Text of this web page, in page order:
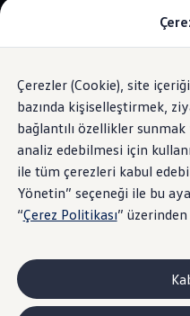
Çerezler (Cookie), site
bazında kişiselleştirmek,
bağlantılı özellikler
analiz edebilmesi için
ile tüm çerezleri kabul
Yönetin” seçeneği ile bu
“Çerez Politikası”
Geri
Dönün
Skip
to
footer
Elektrikli Araçlar
Elektrikli Modeller
Satış Sonrası
Elektrikli
Elektrikli
ID. Teknolojisi ve
Rejeneratif
Batarya
Batarya
Golf Yaz
vdf Klasik
eTSI Mild
hali.